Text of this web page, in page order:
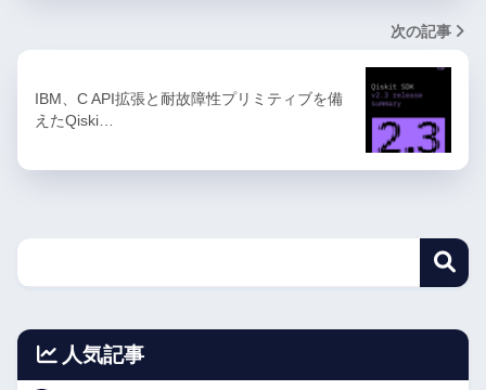
次の記事
IBM、C API拡張と耐故障性プリミティブを備
えたQiski…
人気記事